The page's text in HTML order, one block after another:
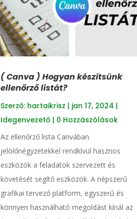
( Canva ) Hogyan készítsünk
ellenőrző listát?
Szerző: hartaikrisz | jan 17, 2024 |
Idegenvezető | 0 Hozzászólások
Az ellenőrző lista Canvában
jelölőnégyzetekkel rendkívül hasznos
eszközök a feladatok szervezett és
követését segítő eszközök. A népszerű
grafikai tervező platform, egyszerű és
könnyen használható megoldást kínál az